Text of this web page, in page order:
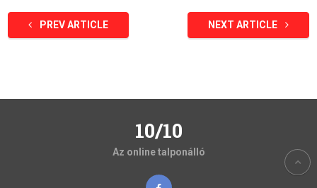
PREV ARTICLE NEXT ARTICLE
10/10
Az online talponálló